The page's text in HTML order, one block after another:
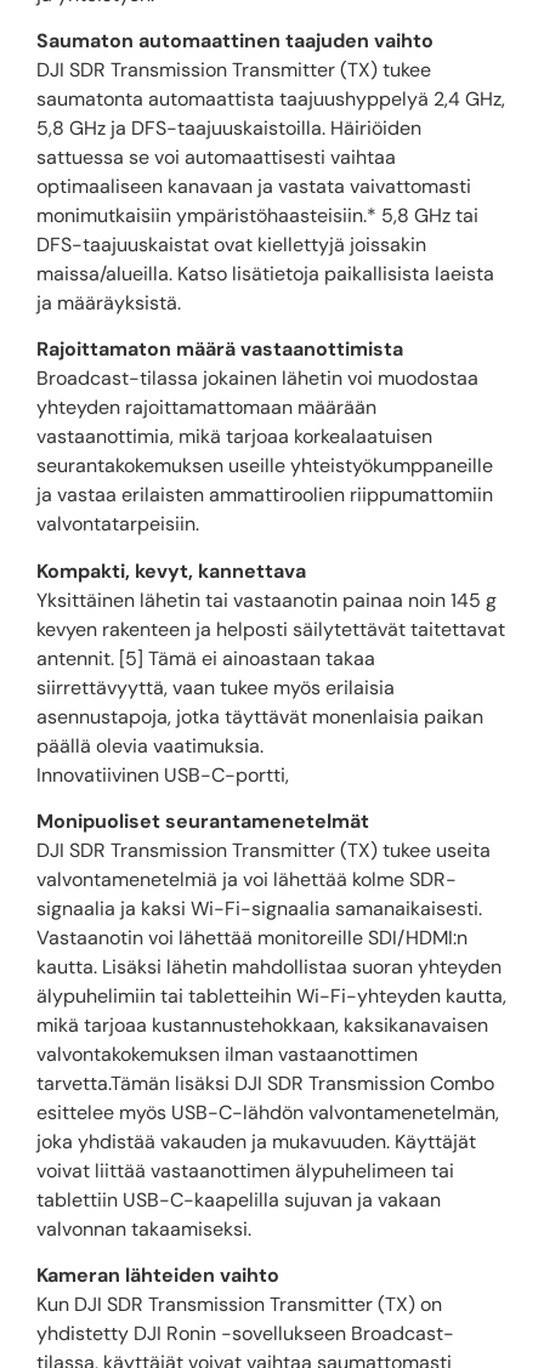
Saumaton automaattinen taajuden vaihto
DJI SDR Transmission Transmitter (TX) tukee
saumatonta automaattista taajuushyppelyä 2,4 GHz,
5,8 GHz ja DFS-taajuuskaistoilla. Häiriöiden
sattuessa se voi automaattisesti vaihtaa
optimaaliseen kanavaan ja vastata vaivattomasti
monimutkaisiin ympäristöhaasteisiin.* 5,8 GHz tai
DFS-taajuuskaistat ovat kiellettyjä joissakin
maissa/alueilla. Katso lisätietoja paikallisista laeista
ja määräyksistä.
Rajoittamaton määrä vastaanottimista
Broadcast-tilassa jokainen lähetin voi muodostaa
yhteyden rajoittamattomaan määrään
vastaanottimia, mikä tarjoaa korkealaatuisen
seurantakokemuksen useille yhteistyökumppaneille
ja vastaa erilaisten ammattiroolien riippumattomiin
valvontatarpeisiin.
Kompakti, kevyt, kannettava
Yksittäinen lähetin tai vastaanotin painaa noin 145 g
kevyen rakenteen ja helposti säilytettävät taitettavat
antennit. [5] Tämä ei ainoastaan ​​takaa
siirrettävyyttä, vaan tukee myös erilaisia ​​
asennustapoja, jotka täyttävät monenlaisia ​​paikan
päällä olevia vaatimuksia.
Innovatiivinen USB-C-portti,
Monipuoliset seurantamenetelmät
DJI SDR Transmission Transmitter (TX) tukee useita
valvontamenetelmiä ja voi lähettää kolme SDR-
signaalia ja kaksi Wi-Fi-signaalia samanaikaisesti.
Vastaanotin voi lähettää monitoreille SDI/HDMI:n
kautta. Lisäksi lähetin mahdollistaa suoran yhteyden
älypuhelimiin tai tabletteihin Wi-Fi-yhteyden kautta,
mikä tarjoaa kustannustehokkaan, kaksikanavaisen
valvontakokemuksen ilman vastaanottimen
tarvetta.Tämän lisäksi DJI SDR Transmission Combo
esittelee myös USB-C-lähdön valvontamenetelmän,
joka yhdistää vakauden ja mukavuuden. Käyttäjät
voivat liittää vastaanottimen älypuhelimeen tai
tablettiin USB-C-kaapelilla sujuvan ja vakaan
valvonnan takaamiseksi.
Kameran lähteiden vaihto
Kun DJI SDR Transmission Transmitter (TX) on
yhdistetty DJI Ronin -sovellukseen Broadcast-